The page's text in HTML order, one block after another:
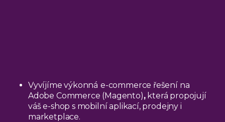
Vyvíjíme výkonná e-commerce řešení na
Adobe Commerce (Magento),která propojují
váš e-shop s mobilní aplikací, prodejny i
marketplace.